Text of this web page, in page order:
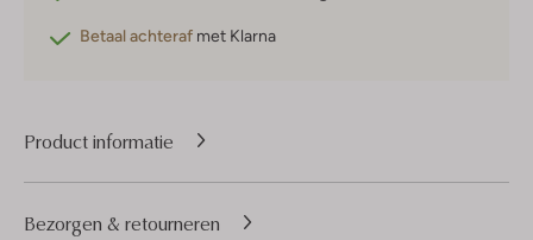
Betaal achteraf met Klarna
Product informatie
Bezorgen & retourneren